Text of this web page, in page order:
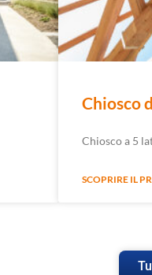
Chiosco
Chiosco a 5
SCOPRIRE IL